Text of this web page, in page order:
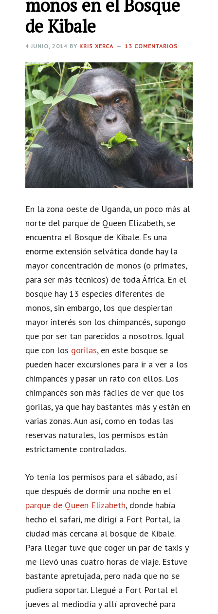
monos en el Bosque
de Kibale
4 JUNIO, 2014 BY KRIS XERCA 13 COMENTARIOS
En la zona oeste de Uganda, un poco más al
norte del parque de Queen Elizabeth, se
encuentra el Bosque de Kibale. Es una
enorme extensión selvática donde hay la
mayor concentración de monos (o primates,
para ser más técnicos) de toda África. En el
bosque hay 13 especies diferentes de
monos, sin embargo, los que despiertan
mayor interés son los chimpancés, supongo
que por ser tan parecidos a nosotros. Igual
que con los gorilas, en este bosque se
pueden hacer excursiones para ir a ver a los
chimpancés y pasar un rato con ellos. Los
chimpancés son más fáciles de ver que los
gorilas, ya que hay bastantes más y están en
varias zonas. Aun así, como en todas las
reservas naturales, los permisos están
estrictamente controlados.
Yo tenía los permisos para el sábado, así
que después de dormir una noche en el
parque de Queen Elizabeth, donde había
hecho el safari, me dirigí a Fort Portal, la
ciudad más cercana al bosque de Kibale.
Para llegar tuve que coger un par de taxis y
me llevó unas cuatro horas de viaje. Estuve
bastante apretujada, pero nada que no se
pudiera soportar. Llegué a Fort Portal el
jueves al mediodía y allí aproveché para